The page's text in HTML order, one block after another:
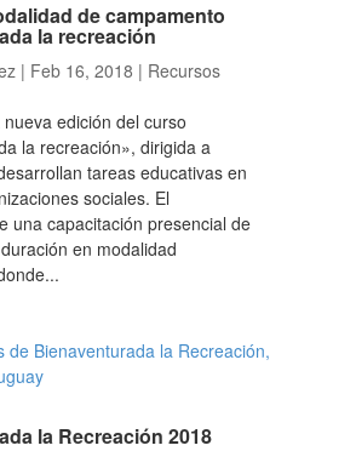
de campamento
la recreación
| Feb 16, 2018 | Recursos
edición del curso
la recreación», dirigida a
tareas educativas en
sociales. El
una capacitación presencial de
en modalidad
la Recreación 2018